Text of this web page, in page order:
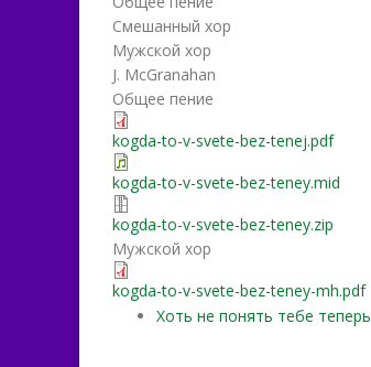
Смешанный хор
Мужской хор
J. McGranahan
Общее пение
kogda-to-v-svete-bez-tenej.pdf
kogda-to-v-svete-bez-teney.mid
kogda-to-v-svete-bez-teney.zip
Мужской хор
kogda-to-v-svete-bez-teney-mh.pdf
Хоть не понять тебе теперь